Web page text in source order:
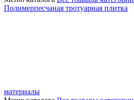
Полимерпесчаная тротуарная плитка
материалы